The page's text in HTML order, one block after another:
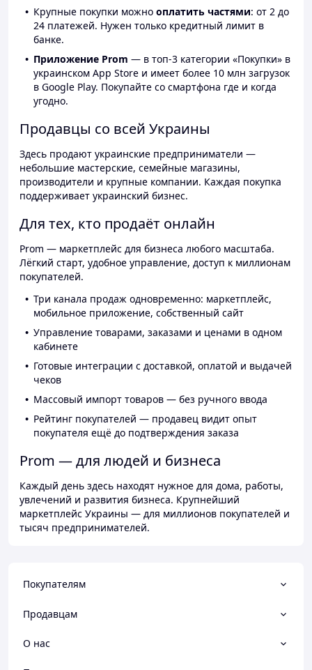
Крупные покупки можно оплатить частями: от 2 до
24 платежей. Нужен только кредитный лимит в
банке.
Приложение Prom — в топ-3 категории «Покупки» в
украинском App Store и имеет более 10 млн загрузок
в Google Play. Покупайте со смартфона где и когда
угодно.
Продавцы со всей Украины
Здесь продают украинские предприниматели —
небольшие мастерские, семейные магазины,
производители и крупные компании. Каждая покупка
поддерживает украинский бизнес.
Для тех, кто продаёт онлайн
Prom — маркетплейс для бизнеса любого масштаба.
Лёгкий старт, удобное управление, доступ к миллионам
покупателей.
Три канала продаж одновременно: маркетплейс,
мобильное приложение, собственный сайт
Управление товарами, заказами и ценами в одном
кабинете
Готовые интеграции с доставкой, оплатой и выдачей
чеков
Массовый импорт товаров — без ручного ввода
Рейтинг покупателей — продавец видит опыт
покупателя ещё до подтверждения заказа
Prom — для людей и бизнеса
Каждый день здесь находят нужное для дома, работы,
увлечений и развития бизнеса. Крупнейший
маркетплейс Украины — для миллионов покупателей и
тысяч предпринимателей.
Покупателям
Продавцам
О нас